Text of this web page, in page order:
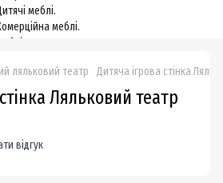
ляльковий театр Дитяча ігрова стінка
Ляльковий театр
відгук